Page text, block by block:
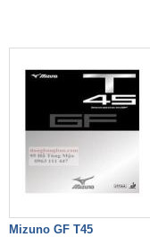
Mizuno GF T45